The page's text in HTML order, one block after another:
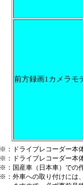
前方録画1カメラモ
※：ドライブレコーダー本
※：ドライブレコーダー本
※：国産車（日本車）での
※：外車への取り付けには